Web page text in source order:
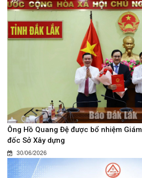
Ông Hồ Quang Đệ được bổ nhiệm Giám
đốc Sở Xây dựng
30/06/2026